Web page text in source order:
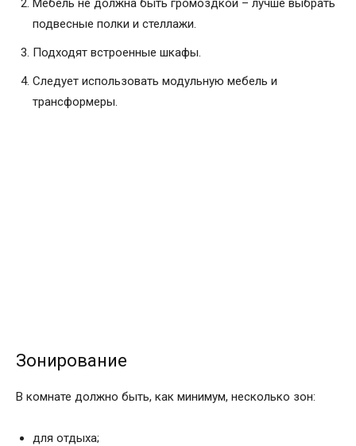
Мебель не должна быть громоздкой – лучше выбрать
подвесные полки и стеллажи.
Подходят встроенные шкафы.
Следует использовать модульную мебель и
трансформеры.
Зонирование
В комнате должно быть, как минимум, несколько зон:
для отдыха;